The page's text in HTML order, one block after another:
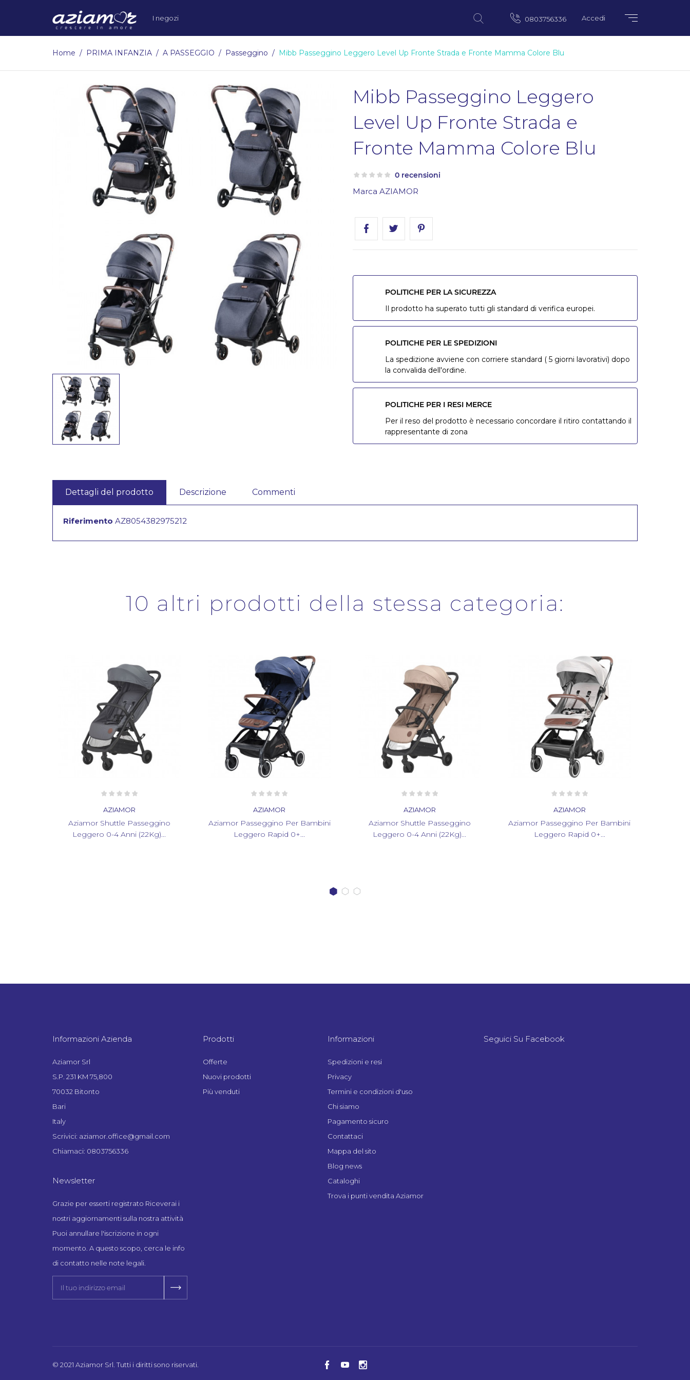
I negozi 0803756336 Accedi
Home PRIMA INFANZIA A PASSEGGIO Passeggino Mibb Passeggino Leggero Level Up Fronte Strada e Fronte Mamma Colore Blu
Mibb Passeggino Leggero
Level Up Fronte Strada e
Fronte Mamma Colore Blu
0 recensioni
Marca AZIAMOR
POLITICHE PER LA SICUREZZA
Il prodotto ha superato tutti gli standard di verifica europei.
POLITICHE PER LE SPEDIZIONI
La spedizione avviene con corriere standard ( 5 giorni lavorativi) dopo
la convalida dell'ordine.
POLITICHE PER I RESI MERCE
Per il reso del prodotto è necessario concordare il ritiro contattando il
rappresentante di zona
Dettagli del prodotto Descrizione Commenti
Riferimento AZ8054382975212
10 altri prodotti della stessa categoria:
AZIAMOR
Aziamor Passeggino Per Bambini
Leggero Rapid 0+...
AZIAMOR
Aziamor Shuttle Passeggino
Leggero 0-4 Anni (22Kg)...
AZIAMOR
Aziamor Passeggino Per Bambini
Leggero Rapid 0+...
AZIAMOR
Aziamor Happy Passeggino
Economico Ultra Leggero Da...
Informazioni Azienda
Aziamor Srl
S.P. 231 KM 75,800
70032 Bitonto
Bari
Italy
Scrivici: aziamor.office@gmail.com
Chiamaci: 0803756336
Newsletter
Grazie per esserti registrato Riceverai i
nostri aggiornamenti sulla nostra attività
Puoi annullare l'iscrizione in ogni
momento. A questo scopo, cerca le info
di contatto nelle note legali.
Prodotti
Offerte
Nuovi prodotti
Più venduti
Informazioni
Spedizioni e resi
Privacy
Termini e condizioni d'uso
Chi siamo
Pagamento sicuro
Contattaci
Mappa del sito
Blog news
Cataloghi
Trova i punti vendita Aziamor
Seguici Su Facebook
© 2021 Aziamor Srl. Tutti i diritti sono riservati.